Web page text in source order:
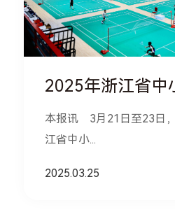
本报讯 3月21日至23日
江省中小...
2025.03.25